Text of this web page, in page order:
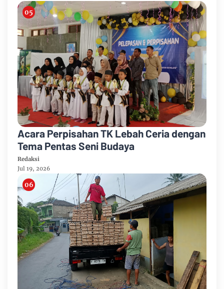
Acara Perpisahan TK Lebah Ceria dengan
Tema Pentas Seni Budaya
Redaksi
Jul 19, 2026